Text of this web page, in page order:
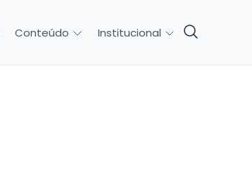
Conteúdo Institucional